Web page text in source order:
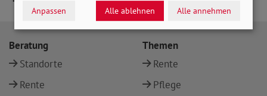
Beratung
Standorte
Rente
Themen
Rente
Pflege
Anpassen Alle ablehnen Alle annehmen